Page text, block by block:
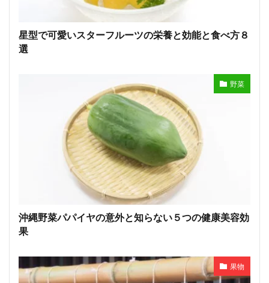
星型で可愛いスターフルーツの栄養と効能と食べ方８
選
野菜
沖縄野菜パパイヤの意外と知らない５つの健康美容効
果
果物